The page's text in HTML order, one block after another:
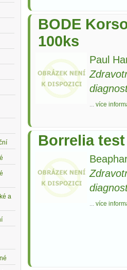
BODE
100ks
Paul
... více
Borrelia test
... více
a